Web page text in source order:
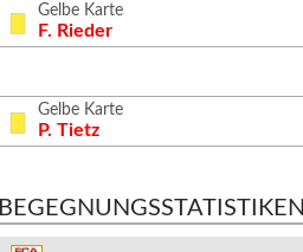
Gelbe Karte
F. Rieder
Gelbe Karte
P. Tietz
BEGEGNUNGSSTATISTIKEN